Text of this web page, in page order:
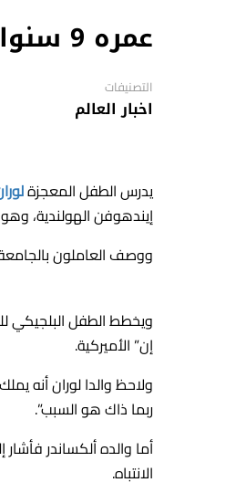
عمره 9 سنوات ويستعد للدكتوراه بالهندسة .. الطفل المعجزة
التصنيفات
اخبار العالم
يدرس الطفل المعجزة
إيندهوفن الهولندية،
ووصف العاملون
ويخطط الطفل البلجيكي
إن” الأميركية.
ولاحظ والدا لوران أنه
ربما ذاك هو السبب”.
أما والده ألكساندر
الانتباه.